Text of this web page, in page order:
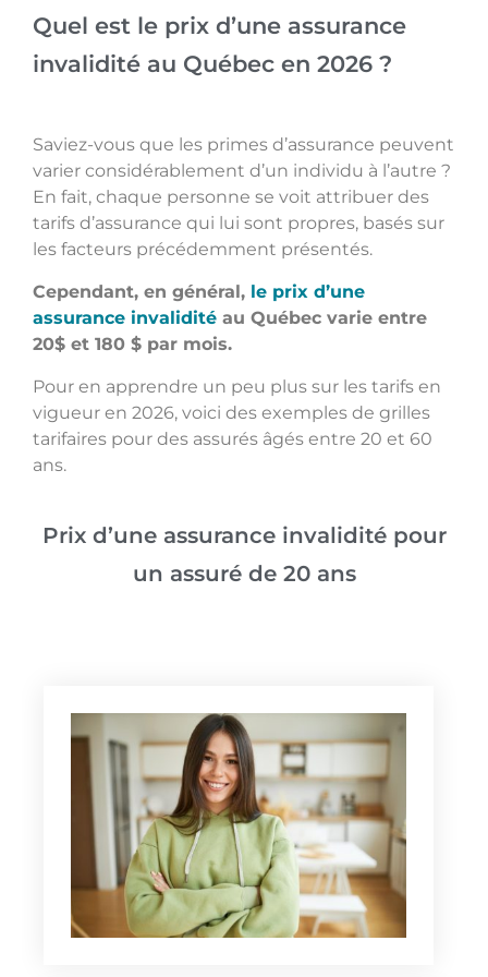
Quel est le prix d’une assurance
invalidité au Québec en 2026 ?
Saviez-vous que les primes d’assurance peuvent
varier considérablement d’un individu à l’autre ?
En fait, chaque personne se voit attribuer des
tarifs d’assurance qui lui sont propres, basés sur
les facteurs précédemment présentés.
Cependant, en général, le prix d’une
assurance invalidité au Québec varie entre
20$ et 180 $ par mois.
Pour en apprendre un peu plus sur les tarifs en
vigueur en 2026, voici des exemples de grilles
tarifaires pour des assurés âgés entre 20 et 60
ans.
Prix d’une assurance invalidité pour
un assuré de 20 ans